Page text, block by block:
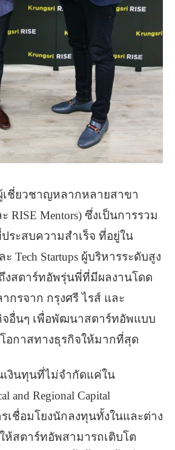
ชี่ยวชาญหลากหลายสาขา
RISE Mentors) ซึ่งเป็นการรวม
ระสบความสำเร็จ ที่อยู่ใน
ะ Tech Startups ผู้บริหารระดับสูง
งสตาร์ทอัพรุ่นพี่ที่มีผลงานโดด
กรจาก กรุงศรี ไรส์ และ
อื่นๆ เพื่อพัฒนาสตาร์ทอัพแบบ
อกาสทางธุรกิจให้มากที่สุด
งินทุนที่ไม่จำกัดแค่ใน
and Regional Capital
รเชื่อมโยงนักลงทุนทั้งในและต่าง
ห้สตาร์ทอัพสามารถเติบโต